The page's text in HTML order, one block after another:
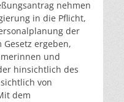
nehmen
in die Pflicht,
der
ergeben,
und
hinsichtlich des
von
dem